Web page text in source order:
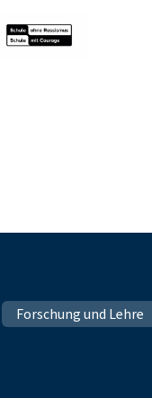
Forschung und Lehre